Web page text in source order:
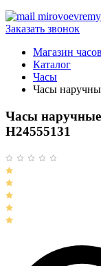
Заказать звонок
Магазин часов
Каталог
Часы
Часы
Часы
H24555131